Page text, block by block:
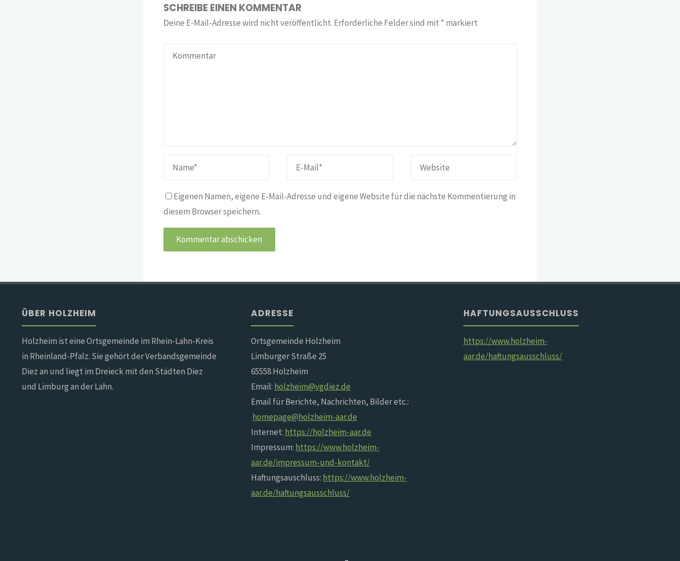
SCHREIBE EINEN KOMMENTAR
Deine E-Mail-Adresse wird nicht veröffentlicht. Erforderliche Felder sind mit * markiert
Eigenen Namen, eigene E-Mail-Adresse und eigene Website für die nächste Kommentierung in
diesem Browser speichern.
ÜBER HOLZHEIM
Holzheim ist eine Ortsgemeinde im Rhein-Lahn-Kreis
in Rheinland-Pfalz. Sie gehört der Verbandsgemeinde
Diez an und liegt im Dreieck mit den Städten Diez
und Limburg an der Lahn.
ADRESSE
Ortsgemeinde Holzheim
Limburger Straße 25
65558 Holzheim
Email: holzheim@vgdiez.de
Email für Berichte, Nachrichten, Bilder etc.:
homepage@holzheim-aar.de
Internet: https://holzheim-aar.de
Impressum: https://www.holzheim-
aar.de/impressum-und-kontakt/
Haftungsauschluss: https://www.holzheim-
aar.de/haftungsausschluss/
HAFTUNGSAUSSCHLUSS
https://www.holzheim-
aar.de/haftungsausschluss/